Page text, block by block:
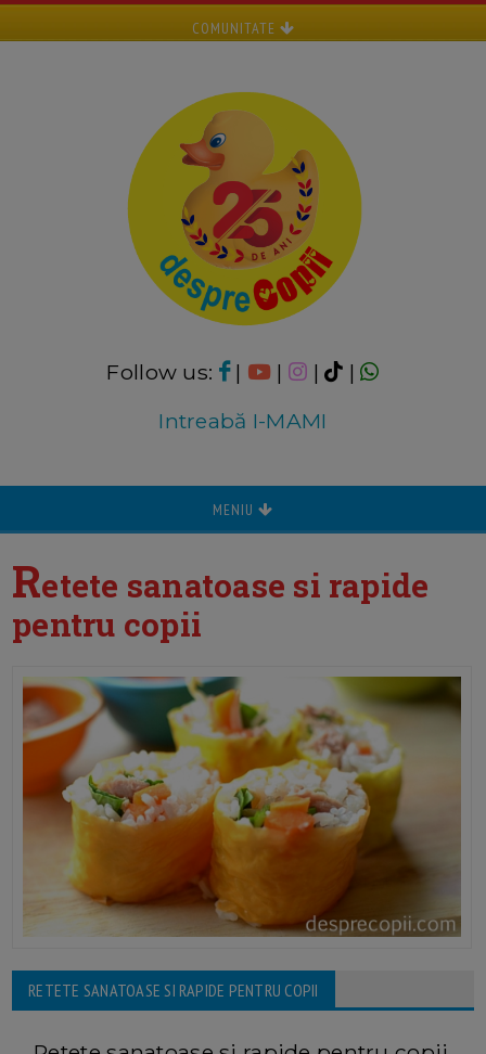
COMUNITATE
Follow us: | | |
|
Intreabă I-MAMI
MENIU
Retete sanatoase si rapide
pentru copii
RETETE SANATOASE SI RAPIDE PENTRU COPII